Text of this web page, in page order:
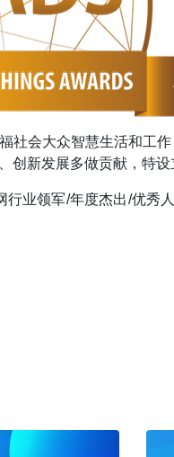
社会大众智慧生活和工
新发展多做贡献，特设
业领军/年度杰出/优秀